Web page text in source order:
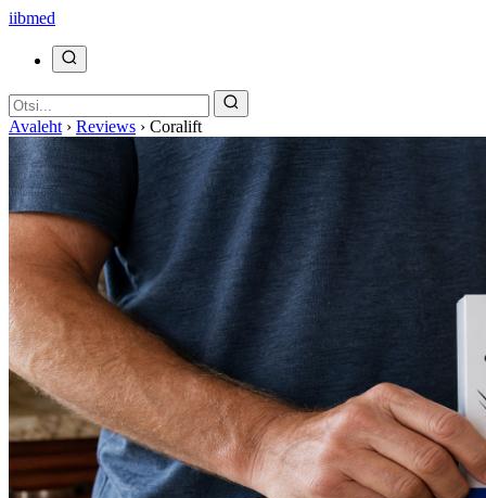
iibmed
Avaleht › Reviews › Coralift